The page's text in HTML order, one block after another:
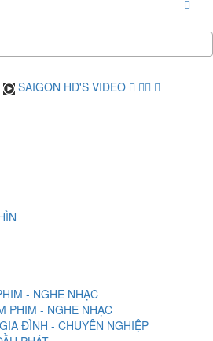
SAIGON HD'S VIDEO
- NGHE NHẠC
PHIM - NGHE NHẠC
ĐÌNH - CHUYÊN NGHIỆP